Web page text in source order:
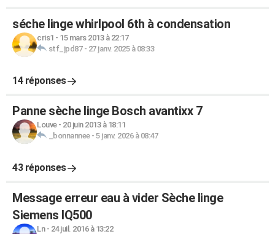
séche linge whirlpool 6th à condensation
cris1 - 15 mars 2013 à 22:17
stf_jpd87- 27 janv. 2025 à 08:33
14 réponses
Panne sèche linge Bosch avantixx 7
Louve- 20 juin 2013 à 18:11
_bonnannee- 5 janv. 2026 à 08:47
43 réponses
Message erreur eau à vider Sèche linge
Siemens IQ500
Ln- 24 juil. 2016 à 13:22